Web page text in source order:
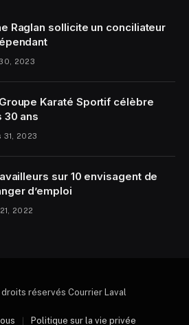
Raglan sollicite un conciliateur
2023
Karaté Sportif célèbre
30 ans
31, 2023
sur 10 envisagent de
d’emploi
2022
réservés Courrier Laval
Politique sur la vie privée